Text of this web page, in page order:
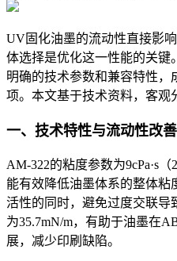
UV固化油墨的流动性直接影
体选择是优化这一性能的关键。
明确的技术参数和兼容特性
项。本文基于技术资料，客观
一、技术特性与流动性改
AM-322的粘度参数为9cPa·s
能有效降低油墨体系的整体粘
活性的同时，避免过度交联导
为35.7mN/m，有助于油墨在
展，减少印刷缺陷。